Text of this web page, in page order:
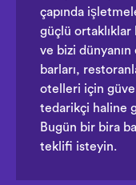
çapında
güçlü ortaklıklar
ve bizi dünyanın
barları,
otelleri için
tedarikçi haline
Bugün bir bira
teklifi isteyin.